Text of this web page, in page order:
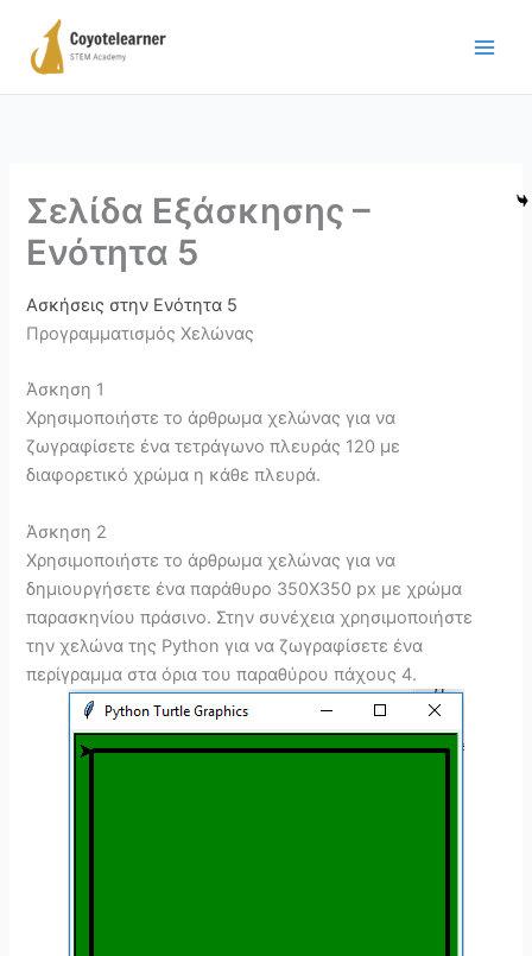
περιεχόμενο
Σελίδα Εξάσκησης –
Ενότητα 5
Ασκήσεις στην Ενότητα 5
Προγραμματισμός Χελώνας
Άσκηση 1
Χρησιμοποιήστε το άρθρωμα χελώνας για να
ζωγραφίσετε ένα τετράγωνο πλευράς 120 με
διαφορετικό χρώμα η κάθε πλευρά.
Άσκηση 2
Χρησιμοποιήστε το άρθρωμα χελώνας για να
δημιουργήσετε ένα παράθυρο 350Χ350 px με χρώμα
παρασκηνίου πράσινο. Στην συνέχεια χρησιμοποιήστε
την χελώνα της Python για να ζωγραφίσετε ένα
περίγραμμα στα όρια του παραθύρου πάχους 4.